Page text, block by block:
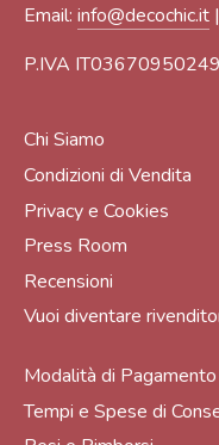
Email: info@decochic.it
P.IVA IT03670950249
Chi Siamo
Condizioni di Vendita
Privacy e Cookies
Press Room
Recensioni
Vuoi diventare
Modalità di Pagamento
Tempi e Spese di